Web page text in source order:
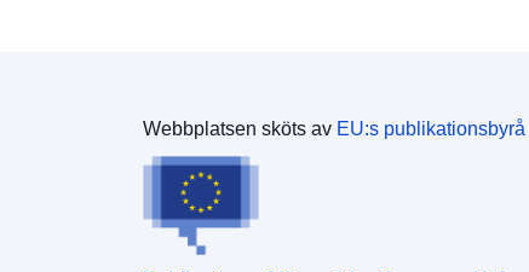
Webbplatsen sköts av EU:s publikationsbyrå